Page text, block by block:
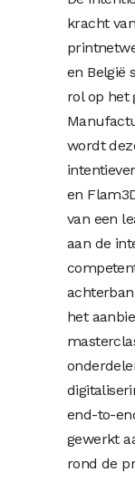
kracht
en België
rol op het
wordt
en
van een
aan de
het
end-to-
gewerkt
rond de